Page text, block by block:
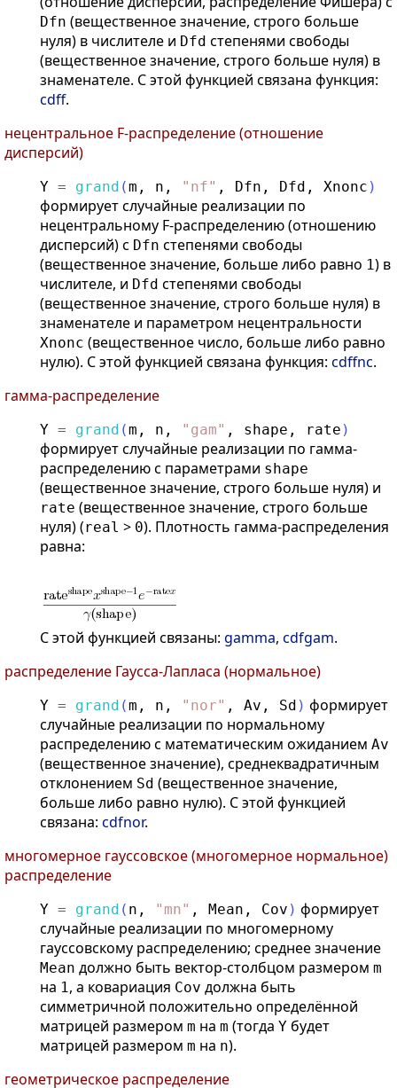
Dfn (вещественное значение, строго больше
нуля) в числителе и Dfd степенями свободы
(вещественное значение, строго больше нуля) в
знаменателе. С этой функцией связана функция:
cdff.
нецентральное F-распределение (отношение
дисперсий)
Y = grand (m , n , " nf" , Dfn , Dfd , Xnonc )
формирует случайные реализации по
нецентральному F-распределению (отношению
дисперсий) с Dfn степенями свободы
(вещественное значение, больше либо равно 1) в
числителе, и Dfd степенями свободы
(вещественное значение, строго больше нуля) в
знаменателе и параметром нецентральности
Xnonc (вещественное число, больше либо равно
нулю). С этой функцией связана функция: cdffnc.
гамма-распределение
Y = grand (m , n , " gam" , shape , rate )
формирует случайные реализации по гамма-
распределению с параметрами shape
(вещественное значение, строго больше нуля) и
rate (вещественное значение, строго больше
нуля) (real > 0). Плотность гамма-распределения
равна:
С этой функцией связаны: gamma, cdfgam.
распределение Гаусса-Лапласа (нормальное)
Y = grand (m , n , " nor" , Av , Sd ) формирует
случайные реализации по нормальному
распределению с математическим ожиданием Av
(вещественное значение), среднеквадратичным
отклонением Sd (вещественное значение,
больше либо равно нулю). С этой функцией
связана: cdfnor.
многомерное гауссовское (многомерное нормальное)
распределение
Y = grand ( n , " mn" , Mean , Cov ) формирует
случайные реализации по многомерному
гауссовскому распределению; среднее значение
Mean должно быть вектор-столбцом размером m
на 1 , а ковариация Cov должна быть
симметричной положительно определённой
матрицей размером m на m (тогда Y будет
матрицей размером m на n).
геометрическое распределение